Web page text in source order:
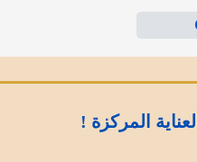
المركزة !